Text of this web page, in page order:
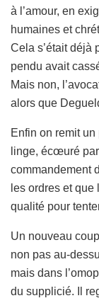
à l’amour, en
humaines et
Cela s’était déjà
pendu avait
Mais non,
alors que
Enfin on remit
linge, écœuré
commandement
les ordres et
qualité pour
Un nouveau
non pas au-
mais dans
du supplicié. Il